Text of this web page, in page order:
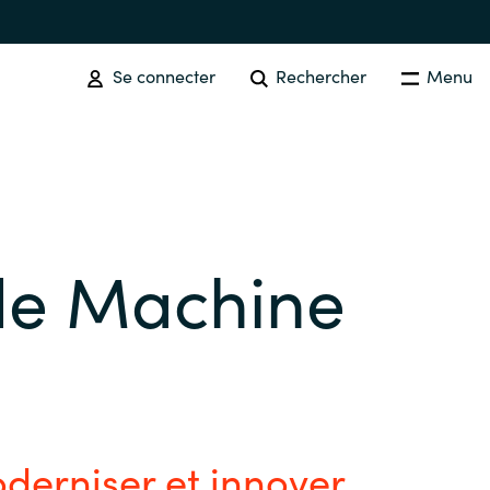
Se connecter Rechercher Menu
Australia
Machine